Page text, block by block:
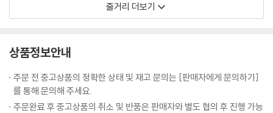
그 누구도 시도하지 않았던 위대한 도전
줄거리 더보기
상품정보안내
주문 전 중고상품의 정확한 상태 및 재고 문의는 [판매자에게 문의하기]
를 통해 문의해 주세요.
주문완료 후 중고상품의 취소 및 반품은 판매자와 별도 협의 후 진행 가능